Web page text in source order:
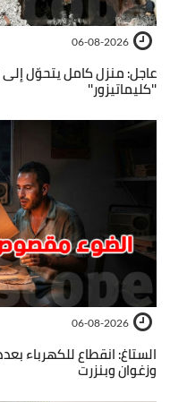
06-08-2026
عاجل: منزل كامل يتحوّل
''كليماتيزور''
06-08-2026
الستاغ: انقطاع للكهرباء
وزغوان وبنزرت